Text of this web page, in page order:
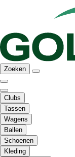
Zoeken
Clubs
Tassen
Wagens
Ballen
Schoenen
Kleding